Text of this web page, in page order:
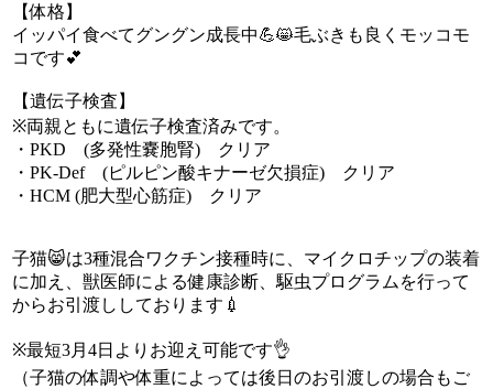
【体格】
イッパイ食べてグングン成長中💪😸毛ぶきも良くモッコモ
コです💕
【遺伝子検査】
※両親ともに遺伝子検査済みです。
・PKD (多発性嚢胞腎) クリア
・PK-Def (ピルピン酸キナーゼ欠損症) クリア
・HCM (肥大型心筋症) クリア
子猫😸は3種混合ワクチン接種時に、マイクロチップの装着
に加え、獣医師による健康診断、駆虫プログラムを行って
からお引渡ししております💉
※最短3月4日よりお迎え可能です👌
（子猫の体調や体重によっては後日のお引渡しの場合もご